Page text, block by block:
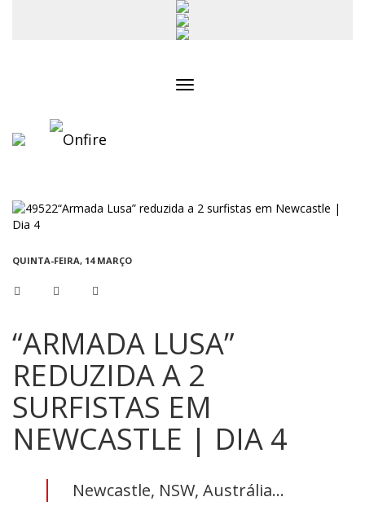
QUINTA-FEIRA, 14 MARÇO
“ARMADA LUSA”
REDUZIDA A 2
SURFISTAS EM
NEWCASTLE | DIA 4
Newcastle, NSW, Austrália...